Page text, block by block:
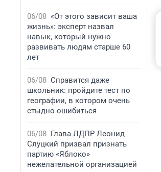
06/08 «От этого зависит ваша
жизнь»: эксперт назвал
навык, который нужно
развивать людям старше 60
лет
06/08 Справится даже
школьник: пройдите тест по
географии, в котором очень
стыдно ошибиться
06/08 Глава ЛДПР Леонид
Слуцкий призвал признать
партию «Яблоко»
нежелательной организацией